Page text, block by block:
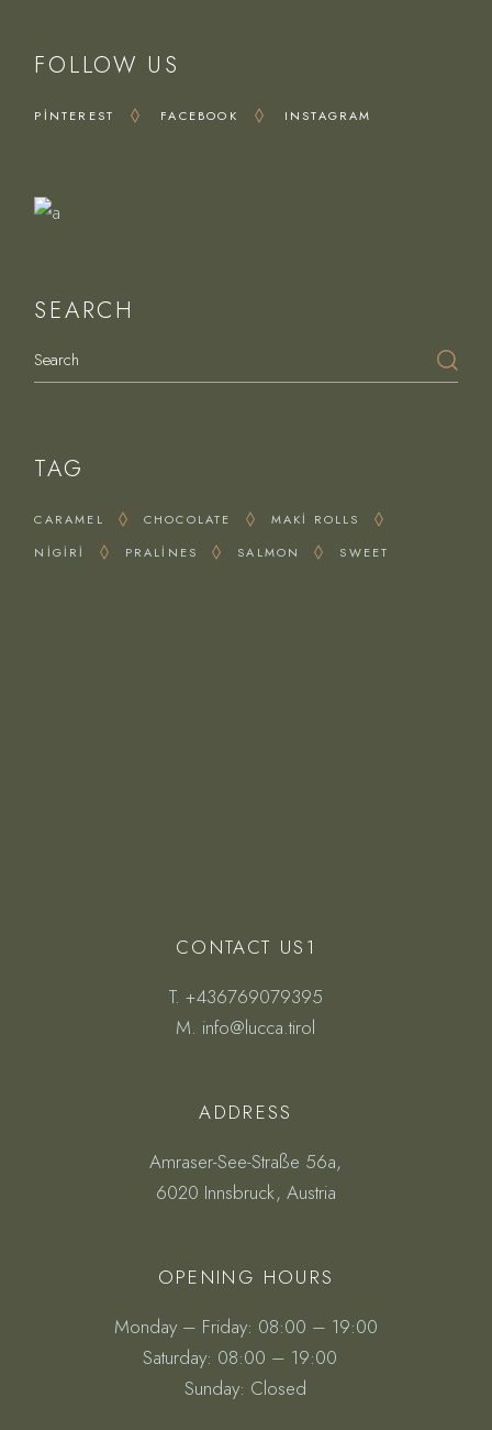
FOLLOW US
PINTEREST FACEBOOK INSTAGRAM
SEARCH
TAG
CARAMEL CHOCOLATE
MAKI ROLLS
NIGIRI
PRALINES SALMON SWEET
CONTACT US1
T. +436769079395
M. info@lucca.tirol
ADDRESS
Amraser-See-Straße 56a,
6020 Innsbruck, Austria
OPENING HOURS
Monday – Friday: 08:00 – 19:00
Saturday: 08:00 – 19:00
Sunday: Closed